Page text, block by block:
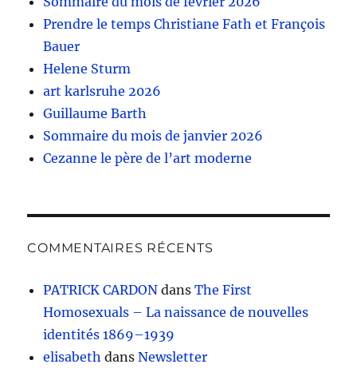
Prendre le temps Christiane Fath et François
Bauer
Helene Sturm
art karlsruhe 2026
Guillaume Barth
Sommaire du mois de janvier 2026
Cezanne le père de l’art moderne
COMMENTAIRES RÉCENTS
PATRICK CARDON dansThe First
Homosexuals – La naissance de nouvelles
identités 1869–1939
elisabeth dansNewsletter